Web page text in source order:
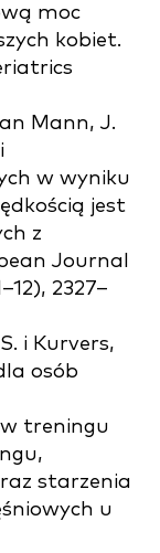
moc
kobiet.
Mann, J.
w wyniku
jest
z
Journal
2327–
i Kurvers,
osób
treningu
starzenia
u